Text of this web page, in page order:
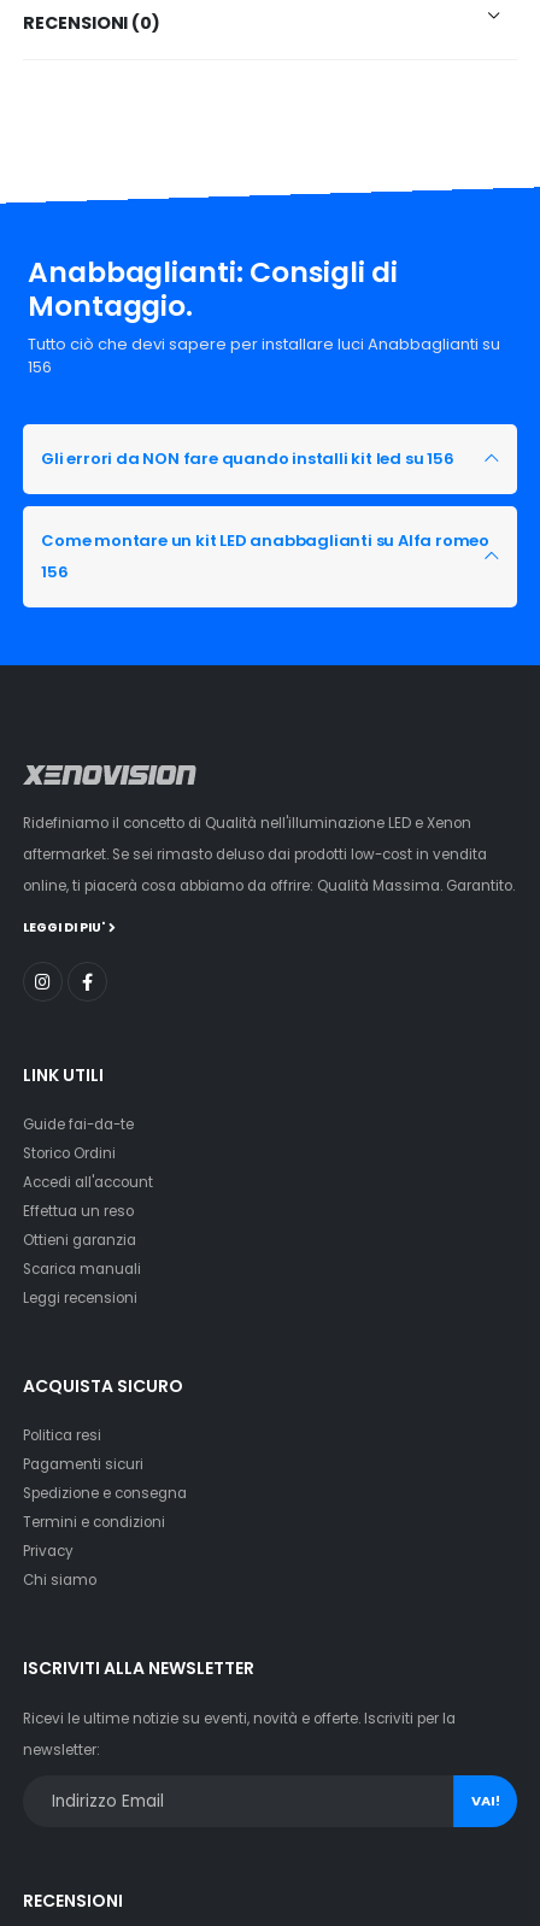
RECENSIONI (0)
Anabbaglianti: Consigli di
Montaggio.
Tutto ciò che devi sapere per installare luci Anabbaglianti su
156
Gli errori da NON fare quando installi kit led su 156
Come montare un kit LED anabbaglianti su Alfa romeo
156
Ridefiniamo il concetto di Qualità nell'illuminazione LED e Xenon
aftermarket. Se sei rimasto deluso dai prodotti low-cost in vendita
online, ti piacerà cosa abbiamo da offrire: Qualità Massima. Garantito.
LEGGI DI PIU'
LINK UTILI
Guide fai-da-te
Storico Ordini
Accedi all'account
Effettua un reso
Ottieni garanzia
Scarica manuali
Leggi recensioni
ACQUISTA SICURO
Politica resi
Pagamenti sicuri
Spedizione e consegna
Termini e condizioni
Privacy
Chi siamo
ISCRIVITI ALLA NEWSLETTER
Ricevi le ultime notizie su eventi, novità e offerte. Iscriviti per la
newsletter:
VAI!
RECENSIONI